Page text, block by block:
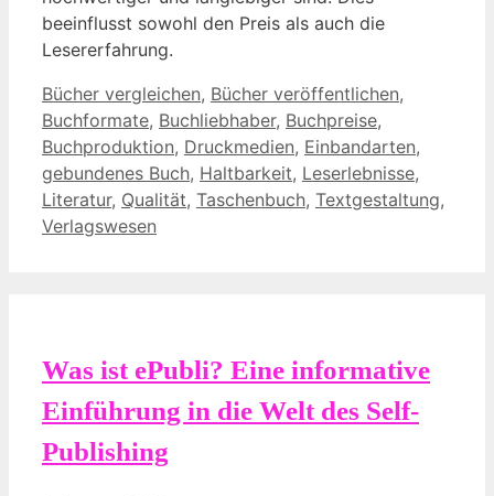
beeinflusst sowohl den Preis als auch die
Lesererfahrung.
Kategorien
Bücher vergleichen, Bücher veröffentlichen,
Buchformate, Buchliebhaber, Buchpreise,
Buchproduktion, Druckmedien, Einbandarten,
gebundenes Buch, Haltbarkeit, Leserlebnisse,
Literatur, Qualität, Taschenbuch, Textgestaltung,
Verlagswesen
Was ist ePubli? Eine informative
Einführung in die Welt des Self-
Publishing